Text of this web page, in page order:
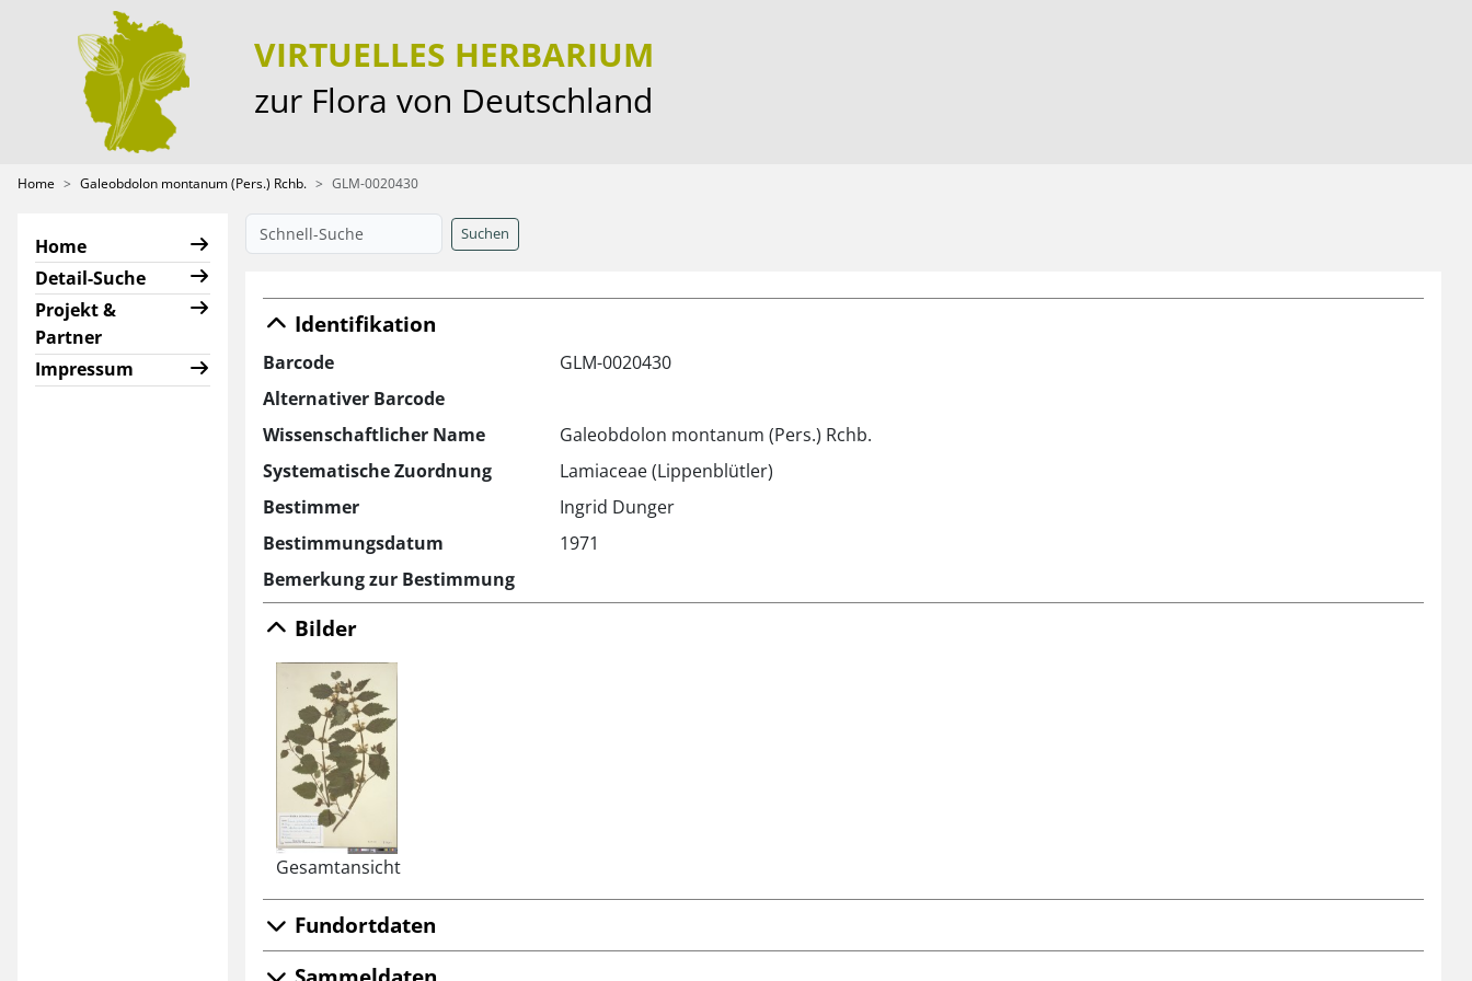
VIRTUELLES HERBARIUM
zur Flora von Deutschland
Home Galeobdolon montanum (Pers.) Rchb. GLM-0020430
Home
Detail-Suche
Projekt &
Partner
Impressum
Suchen
Identifikation
Barcode
GLM-0020430
Alternativer Barcode
Wissenschaftlicher Name
Galeobdolon montanum (Pers.) Rchb.
Systematische Zuordnung
Lamiaceae (Lippenblütler)
Bestimmer
Ingrid Dunger
Bestimmungsdatum
1971
Bemerkung zur Bestimmung
Bilder
Gesamtansicht
Fundortdaten